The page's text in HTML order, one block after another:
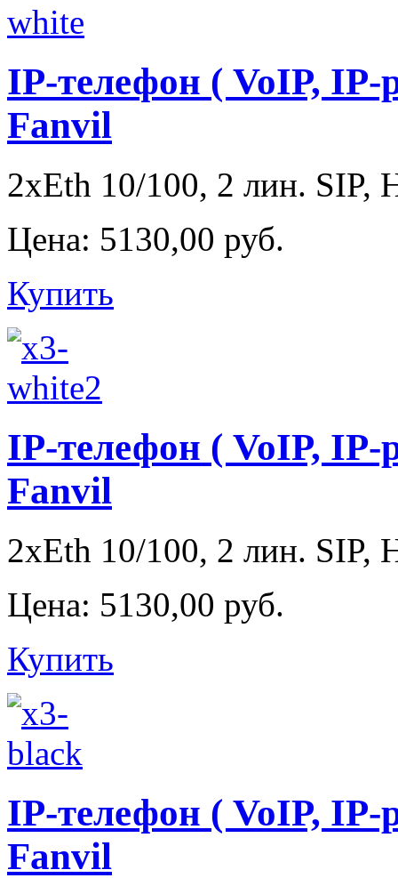
IP-телефон ( VoIP,
Fanvil
2xEth 10/100, 2 лин. SIP,
Цена: 5130,00 руб.
Купить
IP-телефон ( VoIP, IP-
Fanvil
2xEth 10/100, 2 лин. SIP,
Цена: 5130,00 руб.
Купить
IP-телефон ( VoIP,
Fanvil